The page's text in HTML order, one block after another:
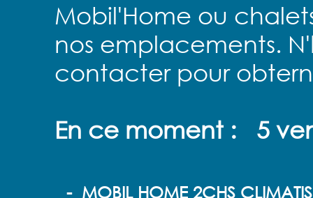
Mobil'Home ou
nos emplacements.
contacter pour
En ce moment : 5
- MOBIL HOME 2CHS